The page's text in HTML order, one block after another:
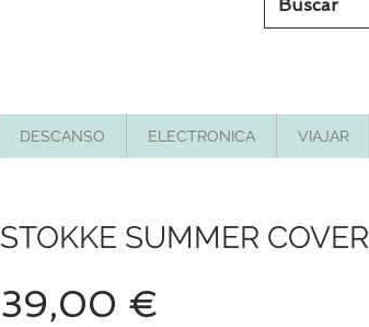
DESCANSO ELECTRONICA VIAJAR
STOKKE SUMMER COVER
39,00 €